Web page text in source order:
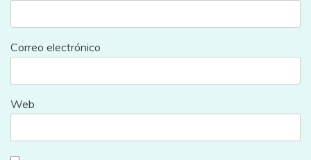
Correo electrónico
Web